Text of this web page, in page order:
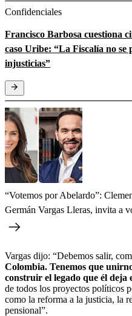
Confidenciales
Francisco Barbosa cuestiona
caso Uribe: “La Fiscalía no
injusticias”
“Votemos por Abelardo”:
Germán Vargas Lleras, invita a
Vargas dijo: “Debemos salir,
Colombia. Tenemos que
construir el legado que él
de todos los proyectos políticos
como la reforma a la justicia, la
pensional”.